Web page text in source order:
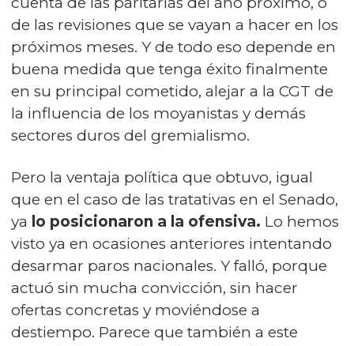
de las revisiones que se vayan a hacer en los
próximos meses. Y de todo eso depende en
buena medida que tenga éxito finalmente
en su principal cometido, alejar a la CGT de
la influencia de los moyanistas y demás
sectores duros del gremialismo.
Pero la ventaja política que obtuvo, igual
que en el caso de las tratativas en el Senado,
ya lo posicionaron a la ofensiva. Lo hemos
visto ya en ocasiones anteriores intentando
desarmar paros nacionales. Y falló, porque
actuó sin mucha convicción, sin hacer
ofertas concretas y moviéndose a
destiempo. Parece que también a este